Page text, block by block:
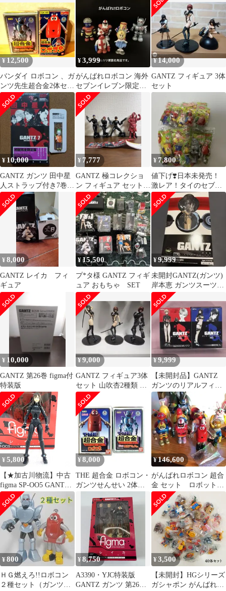
¥ 12,500
バンダイ ロボコン 、ガ
ンツ先生超合金2体セッ
ト
¥3,999
がんばれロボコン 海外
セブンイレブン限定フ
ィギュア6体セット バ
ラ売り不可
¥14,000
GANTZ フィギュア 3体
セット
¥ 10,000
GANTZ ガンツ 田中星
人ストラップ付き7巻＆
ネギ星人フィギュアキ
ーホルダー
¥ 7,777
GANTZ 極コレクショ
ン フィギュア セット
ガチャ 岸本恵
¥ 7,800
値下げ❣️日本未発売！
激レア！タイのセブン
イレブン販売ロボコン
10種類セット
¥8,000
GANTZ レイカ フィ
ギュア
¥15,500
プ*タ様 GANTZ フィギ
ュア おもちゃ SET
¥9,999
未開封GANTZ(ガンツ)
岸本恵 ガンツスーツ
ver. 1/6 レアフィギュア
¥ 10,000
GANTZ 第26巻 figma付
特装版
¥9,000
GANTZ フィギュア3体
セット 山吹杏2種類 レ
イカ1種類
¥9,999
【未開封品】GANTZ
ガンツのリアルフィギ
ュア 全２種セット岸
本恵＆REIKA
¥ 5,800
【★加古川物流】中古
figma SP-OO5 GANTZ
レイカ ガンツスーツ
Ver. °【701】
¥8,000
THE 超合金 ロボコン・
ガンツせんせい 2体セ
¥146,600
がんばれロボコン 超合
金 セット ロボット学
校 「送料込み」
¥800
ＨＧ燃えろ!!ロボコン
２種セット（ガンツ先
¥8,750
A3390・YJC特装版
GANTZ ガンツ 第26巻
¥3,500
【未開封】HGシリーズ
ガシャポン がんばれ!!